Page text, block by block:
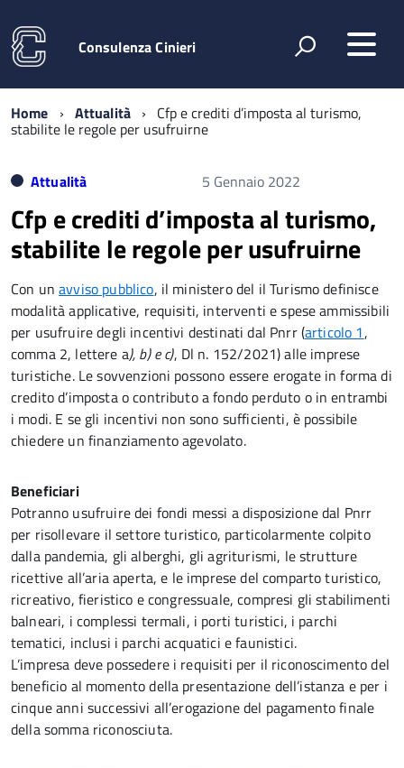
Consulenza Cinieri
Home Attualità Cfp e crediti d’imposta al turismo,
stabilite le regole per usufruirne
Attualità 5 Gennaio 2022
Cfp e crediti d’imposta al turismo,
stabilite le regole per usufruirne
Con unavviso pubblico, il ministero del il Turismo definisce
modalità applicative, requisiti, interventi e spese ammissibili
per usufruire degli incentivi destinati dal Pnrr (articolo 1,
comma 2, lettere a), b) e c), Dl n. 152/2021) alle imprese
turistiche. Le sovvenzioni possono essere erogate in forma di
credito d’imposta o contributo a fondo perduto o in entrambi
i modi. E se gli incentivi non sono sufficienti, è possibile
chiedere un finanziamento agevolato.
Beneficiari
Potranno usufruire dei fondi messi a disposizione dal Pnrr
per risollevare il settore turistico, particolarmente colpito
dalla pandemia, gli alberghi, gli agriturismi, le strutture
ricettive all’aria aperta, e le imprese del comparto turistico,
ricreativo, fieristico e congressuale, compresi gli stabilimenti
balneari, i complessi termali, i porti turistici, i parchi
tematici, inclusi i parchi acquatici e faunistici.
L’impresa deve possedere i requisiti per il riconoscimento del
beneficio al momento della presentazione dell’istanza e per i
cinque anni successivi all’erogazione del pagamento finale
della somma riconosciuta.